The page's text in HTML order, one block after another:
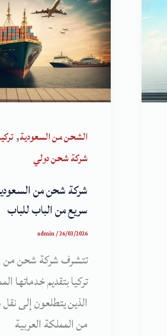
الشحن من السعودية,
شركة شحن دولي
شركة شحن من
سريع من الباب للباب
admin/26/03/2026
تتشرف شركة شحن من
تركيا بتقديم خدماتها
الذين يتطلعون إلى
من المملكة العربية